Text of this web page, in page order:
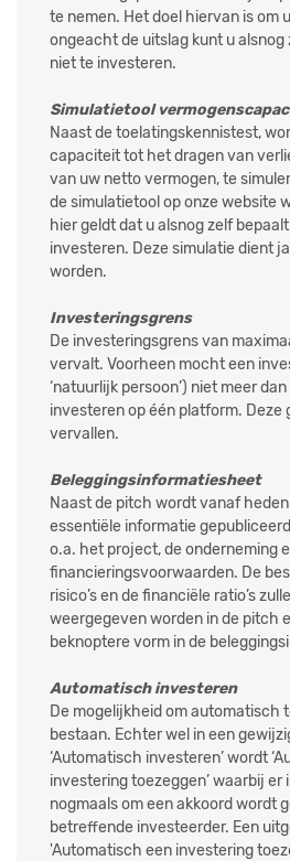
te nemen. Het doel hiervan is om
ongeacht de uitslag kunt u alsnog
niet te investeren.
Simulatietool
Naast de toelatingskennistest,
capaciteit tot het dragen van
van uw netto vermogen, te
de simulatietool op onze website
hier geldt dat u alsnog zelf
investeren. Deze simulatie dient
worden.
Investeringsgrens
De investeringsgrens van
vervalt. Voorheen mocht een
‘natuurlijk persoon’) niet meer
investeren op één platform. Deze
vervallen.
Beleggingsinformatiesheet
Naast de pitch wordt vanaf
essentiële informatie
o.a. het project, de onderneming
financieringsvoorwaarden. De
risico’s en de financiële ratio’s
weergegeven worden in de pitch
beknoptere vorm in de
Automatisch investeren
De mogelijkheid om automatisch
bestaan. Echter wel in een
‘Automatisch investeren’ wordt
investering toezeggen’ waarbij er
nogmaals om een akkoord wordt
betreffende investeerder. Een
'Automatisch een investering